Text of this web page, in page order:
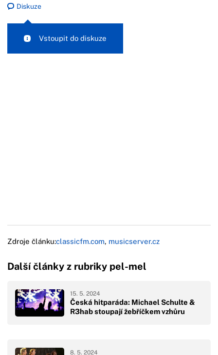
Diskuze
Vstoupit do diskuze
Zdroje článku:classicfm.com, musicserver.cz
Další články z rubriky pel-mel
Česká hitparáda: Michael Schulte &
R3hab stoupají žebříčkem vzhůru
15. 5. 2024
8. 5. 2024